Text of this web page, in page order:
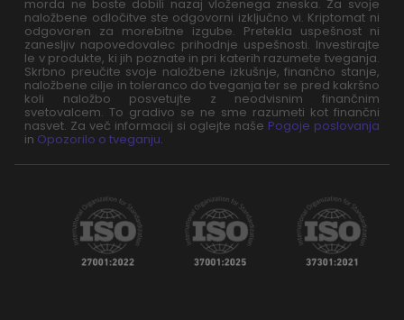
morda ne boste dobili nazaj vloženega zneska. Za svoje
naložbene odločitve ste odgovorni izključno vi. Kriptomat ni
odgovoren za morebitne izgube. Pretekla uspešnost ni
zanesljiv napovedovalec prihodnje uspešnosti. Investirajte
le v produkte, ki jih poznate in pri katerih razumete tveganja.
Skrbno preučite svoje naložbene izkušnje, finančno stanje,
naložbene cilje in toleranco do tveganja ter se pred kakršno
koli naložbo posvetujte z neodvisnim finančnim
svetovalcem. To gradivo se ne sme razumeti kot finančni
nasvet. Za več informacij si oglejte naše Pogoje poslovanja
in Opozorilo o tveganju.